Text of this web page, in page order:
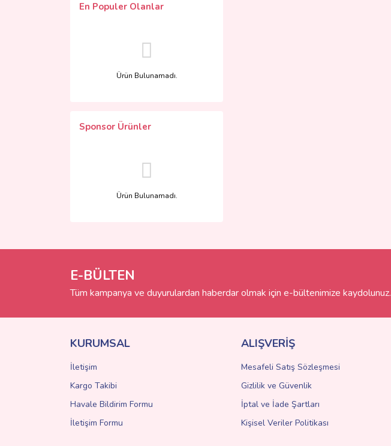
En Populer Olanlar
Ürün Bulunamadı.
Sponsor Ürünler
Ürün Bulunamadı.
E-BÜLTEN
Tüm kampanya ve duyurulardan haberdar olmak için e-bültenimize kaydolunuz.
KURUMSAL
İletişim
Kargo Takibi
Havale Bildirim Formu
İletişim Formu
ALIŞVERİŞ
Mesafeli Satış Sözleşmesi
Gizlilik ve Güvenlik
İptal ve İade Şartları
Kişisel Veriler Politikası